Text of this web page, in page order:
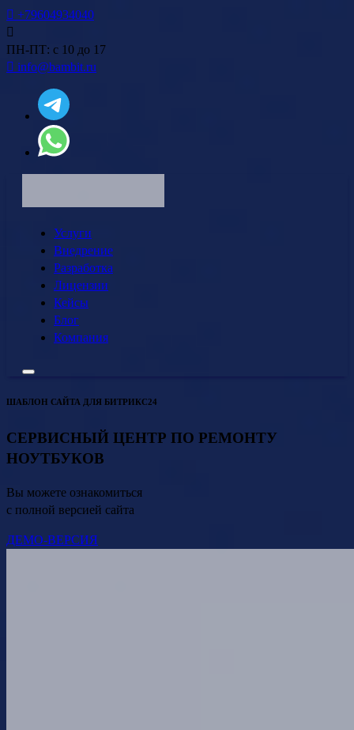
+79604934040
ПН-ПТ: с 10 до 17
info@bambit.ru
Услуги
Внедрение
Разработка
Лицензии
Кейсы
Блог
Компания
ШАБЛОН САЙТА ДЛЯ БИТРИКС24
СЕРВИСНЫЙ ЦЕНТР ПО РЕМОНТУ
НОУТБУКОВ
Вы можете ознакомиться
с полной версией сайта
ДЕМО-ВЕРСИЯ